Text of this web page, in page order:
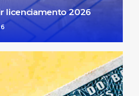
licenciamento 2026